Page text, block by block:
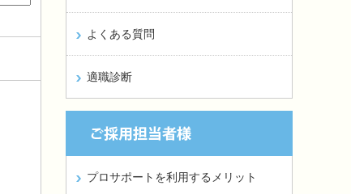
よくある質問
適職診断
プロサポートを利用するメリット